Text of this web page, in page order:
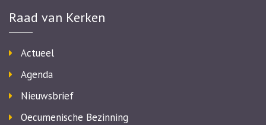
Raad van Kerken
Actueel
Agenda
Nieuwsbrief
Oecumenische Bezinning